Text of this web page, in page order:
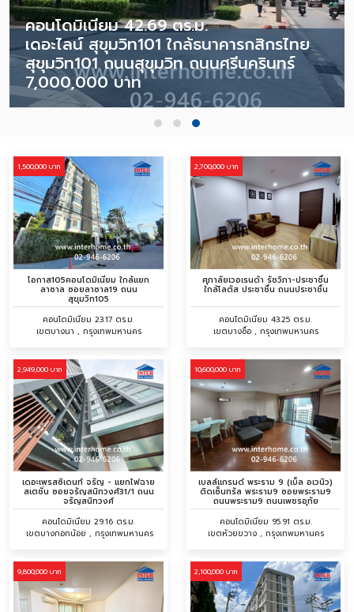
คอนโดมิเนียม 42.69 ตร.ม.
เดอะไลน์ สุขุมวิท101 ใกล้ธนาคารกสิกรไทย
สุขุมวิท101 ถนนสุขุมวิท ถนนศรีนครินทร์
7,000,000 บาท
1,500,000 บาท
โอกาส105คอนโดมิเนียม ใกล้แยก
ลาซาล ซอยลาซาล19 ถนน
สุขุมวิท105
คอนโดมิเนียม 23.17 ตร.ม.
เขตบางนา , กรุงเทพมหานคร
2,700,000 บาท
ศุภาลัยเวอเรนด้า รัชวิภา-ประชาชื่น
ใกล้โลตัส ประชาชื่น ถนนประชาชื่น
คอนโดมิเนียม 43.25 ตร.ม.
เขตบางซื่อ , กรุงเทพมหานคร
2,949,000 บาท
เดอะเพรสซิเดนท์ จรัญ - แยกไฟฉาย
สเตชั่น ซอยจรัญสนิทวงศ์31/1 ถนน
จรัญสนิทวงศ์
คอนโดมิเนียม 29.16 ตร.ม.
เขตบางกอกน้อย , กรุงเทพมหานคร
10,600,000 บาท
เบลล์แกรนด์ พระราม 9 (เบ็ล อเวนิว)
ติดเซ็นทรัล พระราม9‬ ซอยพระราม9
ถนนพระราม9 ถนนเพชรอุทัย
คอนโดมิเนียม 95.91 ตร.ม.
เขตห้วยขวาง , กรุงเทพมหานคร
9,800,000 บาท 2,100,000 บาท